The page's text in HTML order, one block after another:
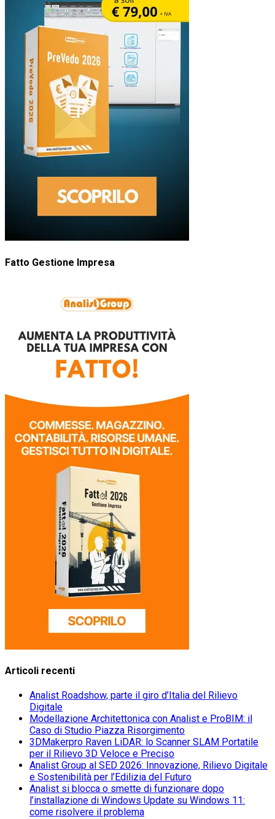
Fatto Gestione Impresa
Articoli recenti
Analist Roadshow, parte il giro d’Italia del Rilievo
Digitale
Modellazione Architettonica con Analist e ProBIM: il
Caso di Studio Piazza Risorgimento
3DMakerpro Raven LiDAR: lo Scanner SLAM Portatile
per il Rilievo 3D Veloce e Preciso
Analist Group al SED 2026: Innovazione, Rilievo Digitale
e Sostenibilità per l’Edilizia del Futuro
Analist si blocca o smette di funzionare dopo
l’installazione di Windows Update su Windows 11:
come risolvere il problema